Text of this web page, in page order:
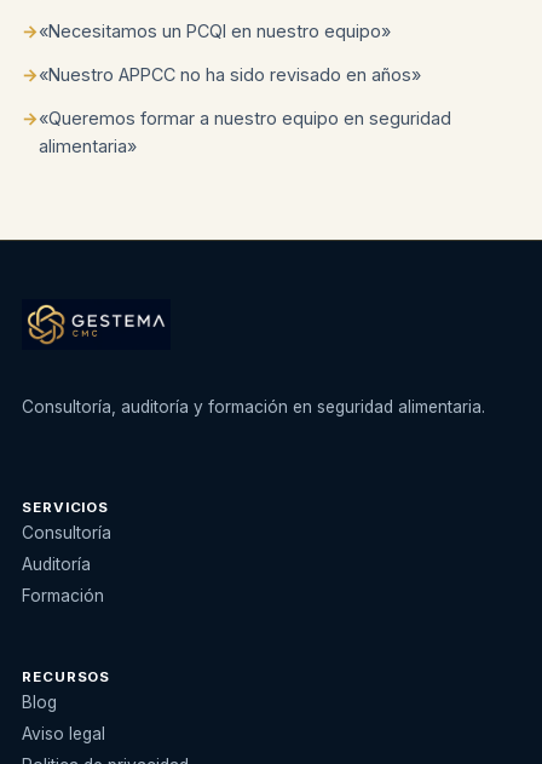
→«Necesitamos un PCQI en nuestro equipo»
→«Nuestro APPCC no ha sido revisado en años»
→«Queremos formar a nuestro equipo en seguridad
alimentaria»
Consultoría, auditoría y formación en seguridad alimentaria.
SERVICIOS
Consultoría
Auditoría
Formación
RECURSOS
Blog
Aviso legal